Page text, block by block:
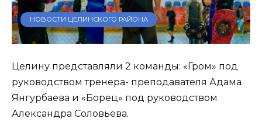
НОВОСТИ ЦЕЛИНСКОГО РАЙОНА
Целину представляли 2 команды: «Гром» под
руководством тренера- преподавателя Адама
Янгурбаева и «Борец» под руководством
Александра Соловьева.